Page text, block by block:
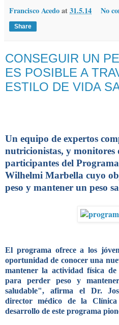
Francisco Acedoat31.5.14 No
Share
CONSEGUIR UN
ES POSIBLE A
ESTILO DE VIDA
Un equipo de expertos
nutricionistas, y monitores
participantes del
Wilhelmi Marbella cuyo
peso y mantener un peso
El programa ofrece a los
oportunidad de conocer una
mantener la actividad física
para perder peso y
saludable", afirma el Dr.
director médico de la
desarrollo de este programa